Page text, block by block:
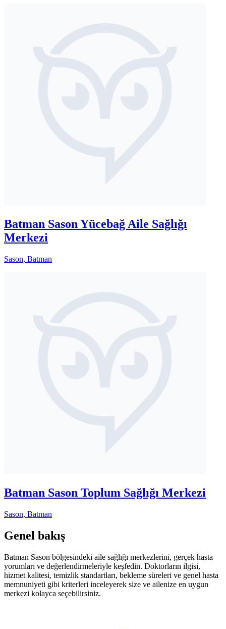
Batman Sason Yücebağ Aile Sağlığı
Merkezi
Sason, Batman
Batman Sason Toplum Sağlığı Merkezi
Sason, Batman
Genel bakış
Batman Sason bölgesindeki aile sağlığı merkezlerini, gerçek hasta
yorumları ve değerlendirmeleriyle keşfedin. Doktorların ilgisi,
hizmet kalitesi, temizlik standartları, bekleme süreleri ve genel hasta
memnuniyeti gibi kriterleri inceleyerek size ve ailenize en uygun
merkezi kolayca seçebilirsiniz.